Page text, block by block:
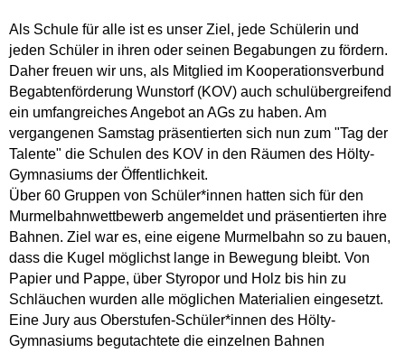
Als Schule für alle ist es unser Ziel, jede Schülerin und
jeden Schüler in ihren oder seinen Begabungen zu fördern.
Daher freuen wir uns, als Mitglied im Kooperationsverbund
Begabtenförderung Wunstorf (KOV) auch schulübergreifend
ein umfangreiches Angebot an AGs zu haben. Am
vergangenen Samstag präsentierten sich nun zum "Tag der
Talente" die Schulen des KOV in den Räumen des Hölty-
Gymnasiums der Öffentlichkeit.
Über 60 Gruppen von Schüler*innen hatten sich für den
Murmelbahnwettbewerb angemeldet und präsentierten ihre
Bahnen. Ziel war es, eine eigene Murmelbahn so zu bauen,
dass die Kugel möglichst lange in Bewegung bleibt. Von
Papier und Pappe, über Styropor und Holz bis hin zu
Schläuchen wurden alle möglichen Materialien eingesetzt.
Eine Jury aus Oberstufen-Schüler*innen des Hölty-
Gymnasiums begutachtete die einzelnen Bahnen